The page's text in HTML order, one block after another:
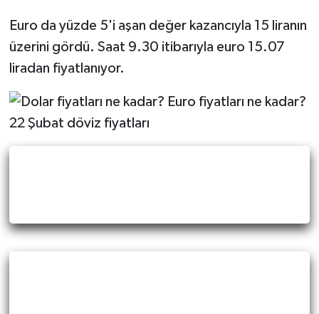
Euro da yüzde 5'i aşan değer kazancıyla 15 liranın
üzerini gördü. Saat 9.30 itibarıyla euro 15.07
liradan fiyatlanıyor.